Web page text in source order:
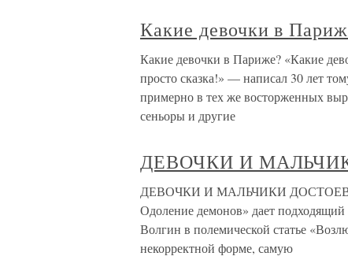
Какие девочки в
Какие девочки в Париже? «Какие
просто сказка!» — написал 30 лет
примерно в тех же восторженных
сеньоры и другие
ДЕВОЧКИ И
ДЕВОЧКИ И МАЛЬЧИКИ
Одоление демонов» дает
Волгин в полемической статье
некорректной форме, самую